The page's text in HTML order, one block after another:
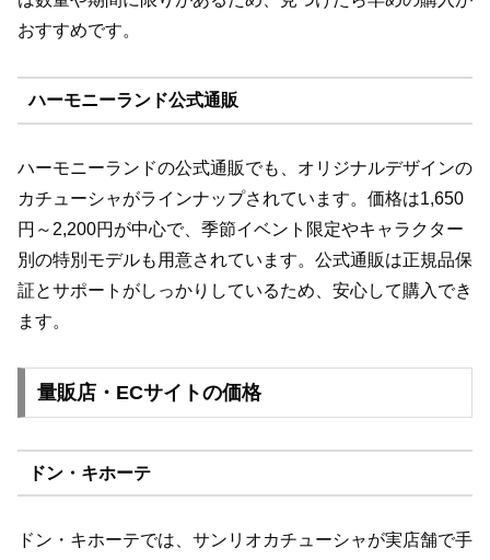
おすすめです。
ハーモニーランド公式通販
ハーモニーランドの公式通販でも、オリジナルデザインの
カチューシャがラインナップされています。価格は1,650
円～2,200円が中心で、季節イベント限定やキャラクター
別の特別モデルも用意されています。公式通販は正規品保
証とサポートがしっかりしているため、安心して購入でき
ます。
量販店・ECサイトの価格
ドン・キホーテ
ドン・キホーテでは、サンリオカチューシャが実店舗で手